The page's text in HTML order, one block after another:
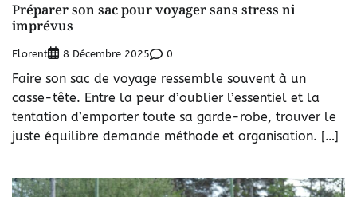
Préparer son sac pour voyager sans stress ni
imprévus
Florent 8 Décembre 2025 0
Faire son sac de voyage ressemble souvent à un
casse-tête. Entre la peur d’oublier l’essentiel et la
tentation d’emporter toute sa garde-robe, trouver le
juste équilibre demande méthode et organisation. […]